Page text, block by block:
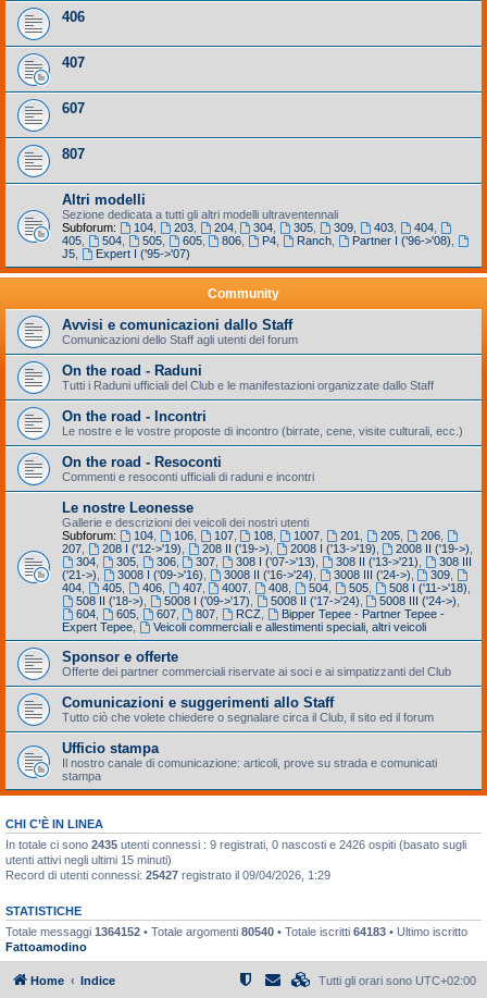
406
407
607
807
Altri modelli
Sezione dedicata a tutti gli altri modelli ultraventennali
Subforum:
104, 203, 204, 304 305 309 403, 404,
405
504, 505, 605, 806 P4 Ranch Partner I ('96->'08)
J5
Expert I ('95->'07)
Community
Avvisi e comunicazioni dallo Staff
Comunicazioni dello Staff agli utenti del forum
On the road - Raduni
Tutti i Raduni ufficiali del Club e le manifestazioni organizzate dallo Staff
On the road - Incontri
Le nostre e le vostre proposte di incontro (birrate, cene, visite culturali, ecc.)
On the road - Resoconti
Commenti e resoconti ufficiali di raduni e incontri
Le nostre Leonesse
Gallerie e descrizioni dei veicoli dei nostri utenti
Subforum:
104, 106, 107, 108 1007 201 205, 206,
207
208 I ('12->'19) 208 II ('19->) 2008 I ('13->'19) 2008 II ('19->)
304, 305, 306, 307 308 I ('07->'13) 308 II ('13->'21)
308 III
('21->)
3008 I ('09->'16) 3008 II ('16->'24) 3008 III ('24->) 309
404
405, 406, 407, 4007 408 504 505, 508 I ('11->'18)
508 II ('18->)
5008 I ('09->'17) 5008 II ('17->'24) 5008 III ('24->)
604, 605, 607, 807 RCZ
Bipper Tepee - Partner Tepee -
Expert Tepee
Veicoli commerciali e allestimenti speciali, altri veicoli
Sponsor e offerte
Offerte dei partner commerciali riservate ai soci e ai simpatizzanti del Club
Comunicazioni e suggerimenti allo Staff
Tutto ciò che volete chiedere o segnalare circa il Club, il sito ed il forum
Ufficio stampa
Il nostro canale di comunicazione: articoli, prove su strada e comunicati
stampa
CHI C’È IN LINEA
In totale ci sono 2435 utenti connessi : 9 registrati, 0 nascosti e 2426 ospiti (basato sugli
utenti attivi negli ultimi 15 minuti)
Record di utenti connessi: 25427 registrato il 09/04/2026, 1:29
STATISTICHE
Totale messaggi 1364152 • Totale argomenti 80540 • Totale iscritti 64183 • Ultimo iscritto
Fattoamodino
Home Indice Tutti gli orari sono UTC+02:00